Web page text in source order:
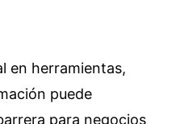
en herramientas,
puede
para negocios